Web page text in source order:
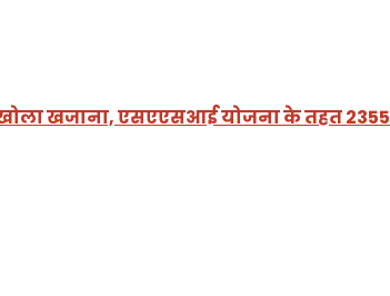
खोला खजाना, एसएएसआई योजना के तहत 2355